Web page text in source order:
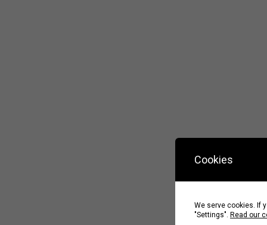
Cookies
We serve cookies. If
"Settings". Read our